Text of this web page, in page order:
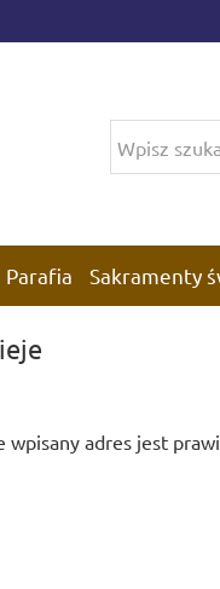
Parafia Sakramenty
adres jest